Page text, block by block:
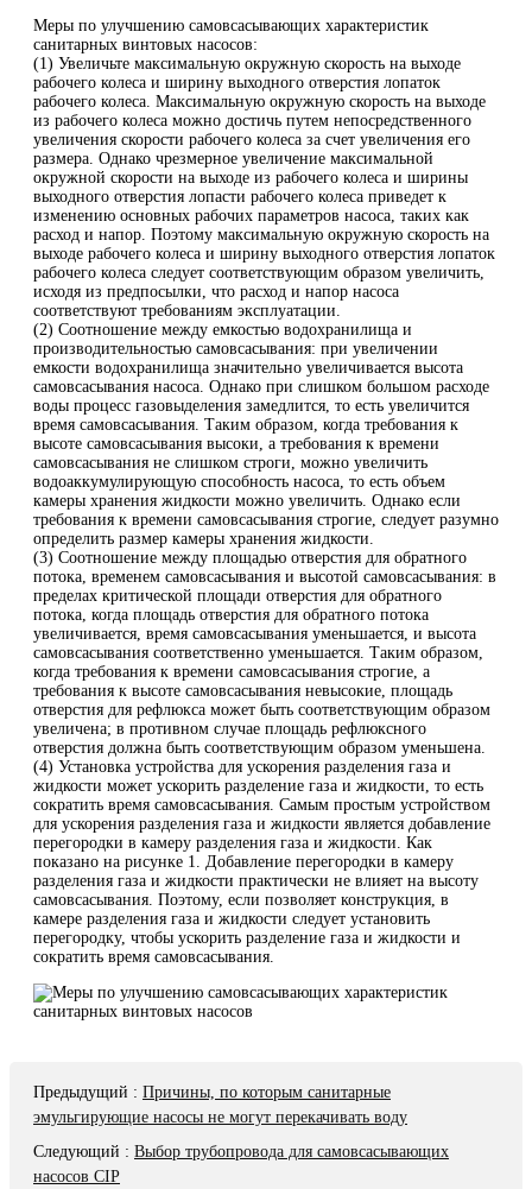
Меры по улучшению самовсасывающих характеристик
санитарных винтовых насосов:
(1) Увеличьте максимальную окружную скорость на выходе
рабочего колеса и ширину выходного отверстия лопаток
рабочего колеса. Максимальную окружную скорость на выходе
из рабочего колеса можно достичь путем непосредственного
увеличения скорости рабочего колеса за счет увеличения его
размера. Однако чрезмерное увеличение максимальной
окружной скорости на выходе из рабочего колеса и ширины
выходного отверстия лопасти рабочего колеса приведет к
изменению основных рабочих параметров насоса, таких как
расход и напор. Поэтому максимальную окружную скорость на
выходе рабочего колеса и ширину выходного отверстия лопаток
рабочего колеса следует соответствующим образом увеличить,
исходя из предпосылки, что расход и напор насоса
соответствуют требованиям эксплуатации.
(2) Соотношение между емкостью водохранилища и
производительностью самовсасывания: при увеличении
емкости водохранилища значительно увеличивается высота
самовсасывания насоса. Однако при слишком большом расходе
воды процесс газовыделения замедлится, то есть увеличится
время самовсасывания. Таким образом, когда требования к
высоте самовсасывания высоки, а требования к времени
самовсасывания не слишком строги, можно увеличить
водоаккумулирующую способность насоса, то есть объем
камеры хранения жидкости можно увеличить. Однако если
требования к времени самовсасывания строгие, следует разумно
определить размер камеры хранения жидкости.
(3) Соотношение между площадью отверстия для обратного
потока, временем самовсасывания и высотой самовсасывания: в
пределах критической площади отверстия для обратного
потока, когда площадь отверстия для обратного потока
увеличивается, время самовсасывания уменьшается, и высота
самовсасывания соответственно уменьшается. Таким образом,
когда требования к времени самовсасывания строгие, а
требования к высоте самовсасывания невысокие, площадь
отверстия для рефлюкса может быть соответствующим образом
увеличена; в противном случае площадь рефлюксного
отверстия должна быть соответствующим образом уменьшена.
(4) Установка устройства для ускорения разделения газа и
жидкости может ускорить разделение газа и жидкости, то есть
сократить время самовсасывания. Самым простым устройством
для ускорения разделения газа и жидкости является добавление
перегородки в камеру разделения газа и жидкости. Как
показано на рисунке 1. Добавление перегородки в камеру
разделения газа и жидкости практически не влияет на высоту
самовсасывания. Поэтому, если позволяет конструкция, в
камере разделения газа и жидкости следует установить
перегородку, чтобы ускорить разделение газа и жидкости и
сократить время самовсасывания.
Предыдущий : Причины, по которым санитарные
эмульгирующие насосы не могут перекачивать воду
Следующий : Выбор трубопровода для самовсасывающих
насосов CIP